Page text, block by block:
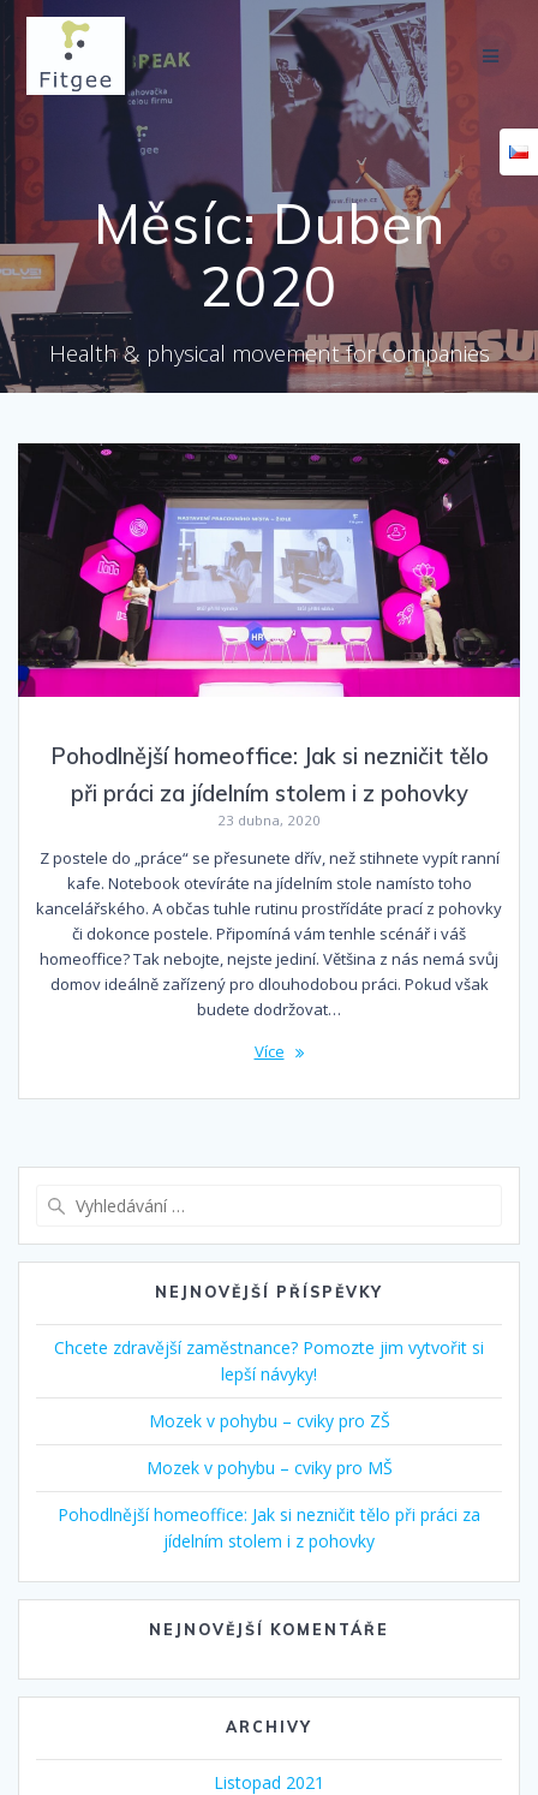
Přeskočit
na
obsah
Měsíc:Duben
2020
Health & physical movement for companies
Pohodlnější homeoffice: Jak si nezničit tělo
při práci za jídelním stolem i z pohovky
23 dubna, 2020
Z postele do „práce“ se přesunete dřív, než stihnete vypít ranní
kafe. Notebook otevíráte na jídelním stole namísto toho
kancelářského. A občas tuhle rutinu prostřídáte prací z pohovky
či dokonce postele. Připomíná vám tenhle scénář i váš
homeoffice? Tak nebojte, nejste jediní. Většina z nás nemá svůj
domov ideálně zařízený pro dlouhodobou práci. Pokud však
budete dodržovat…
Více
NEJNOVĚJŠÍ PŘÍSPĚVKY
Chcete zdravější zaměstnance? Pomozte jim vytvořit si
lepší návyky!
Mozek v pohybu – cviky pro ZŠ
Mozek v pohybu – cviky pro MŠ
Pohodlnější homeoffice: Jak si nezničit tělo při práci za
jídelním stolem i z pohovky
NEJNOVĚJŠÍ KOMENTÁŘE
ARCHIVY
Listopad 2021